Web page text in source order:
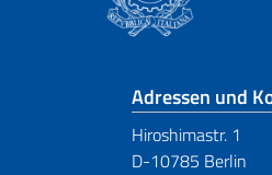
Adressen und
Hiroshimastr. 1
D-10785 Berlin